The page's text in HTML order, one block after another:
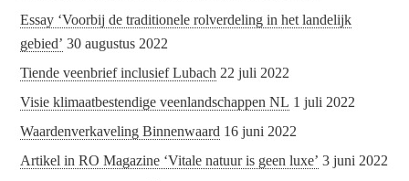
Essay ‘Voorbij de traditionele rolverdeling in het landelijk
gebied’ 30 augustus 2022
Tiende veenbrief inclusief Lubach 22 juli 2022
Visie klimaatbestendige veenlandschappen NL 1 juli 2022
Waardenverkaveling Binnenwaard 16 juni 2022
Artikel in RO Magazine ‘Vitale natuur is geen luxe’ 3 juni 2022